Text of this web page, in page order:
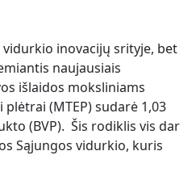
vidurkio inovacijų srityje, bet
naujausiais
išlaidos moksliniams
(MTEP) sudarė 1,03
(BVP). Šis rodiklis vis dar
Sąjungos vidurkio, kuris